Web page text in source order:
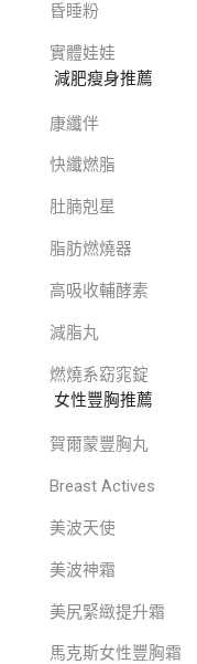
昏睡粉
實體娃娃
減肥瘦身推薦
康纖伴
快纖燃脂
肚腩剋星
脂肪燃燒器
高吸收輔酵素
減脂丸
燃燒系窈窕錠
女性豐胸推薦
賀爾蒙豐胸丸
Breast Actives
美波天使
美波神霜
美尻緊緻提升霜
馬克斯女性豐胸霜